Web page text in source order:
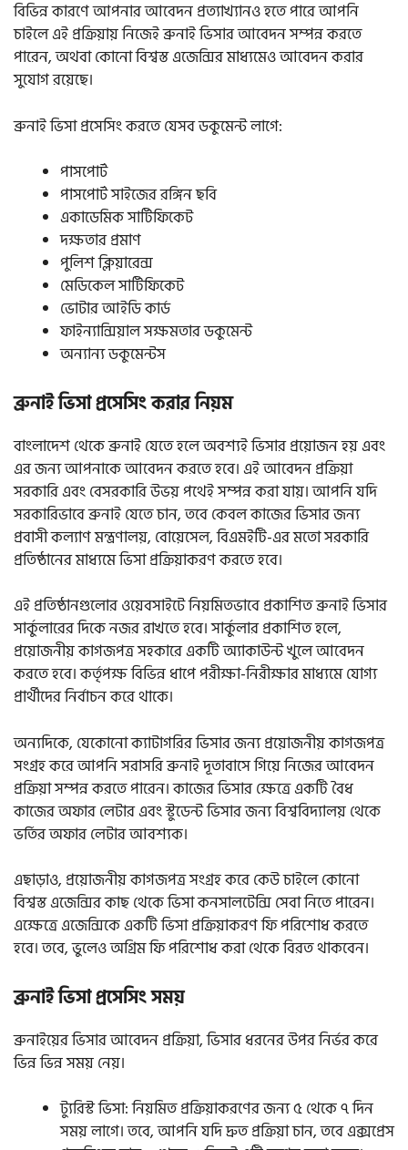
বিভিন্ন কারণে আপনার আবেদন প্রত্যাখ্যানও হতে পারেআপনি
চাইলে এই প্রক্রিয়ায় নিজেই ব্রুনাই ভিসার আবেদন সম্পন্ন করতে
পারেন, অথবা কোনো বিশ্বস্ত এজেন্সির মাধ্যমেও আবেদন করার
সুযোগ রয়েছে।
ব্রুনাই ভিসা প্রসেসিং করতে যেসব ডকুমেন্ট লাগে:
পাসপোর্ট
পাসপোর্ট সাইজের রঙ্গিন ছবি
একাডেমিক সার্টিফিকেট
দক্ষতার প্রমাণ
পুলিশ ক্লিয়ারেন্স
মেডিকেল সার্টিফিকেট
ভোটার আইডি কার্ড
ফাইন্যান্সিয়াল সক্ষমতার ডকুমেন্ট
অন্যান্য ডকুমেন্টস
ব্রুনাই ভিসা প্রসেসিং করার নিয়ম
বাংলাদেশ থেকে ব্রুনাই যেতে হলে অবশ্যই ভিসার প্রয়োজন হয় এবং
এর জন্য আপনাকে আবেদন করতে হবে। এই আবেদন প্রক্রিয়া
সরকারি এবং বেসরকারি উভয় পথেই সম্পন্ন করা যায়।আপনি যদি
সরকারিভাবে ব্রুনাই যেতে চান, তবে কেবল কাজের ভিসার জন্য
প্রবাসী কল্যাণ মন্ত্রণালয়, বোয়েসেল, বিএমইটি-এর মতো সরকারি
প্রতিষ্ঠানের মাধ্যমে ভিসা প্রক্রিয়াকরণ করতে হবে।
এই প্রতিষ্ঠানগুলোর ওয়েবসাইটে নিয়মিতভাবে প্রকাশিত ব্রুনাই ভিসার
সার্কুলারের দিকে নজর রাখতে হবে। সার্কুলার প্রকাশিত হলে,
প্রয়োজনীয় কাগজপত্র সহকারে একটি অ্যাকাউন্ট খুলে আবেদন
করতে হবে। কর্তৃপক্ষ বিভিন্ন ধাপে পরীক্ষা-নিরীক্ষার মাধ্যমে যোগ্য
প্রার্থীদের নির্বাচন করে থাকে।
অন্যদিকে, যেকোনো ক্যাটাগরির ভিসার জন্য প্রয়োজনীয় কাগজপত্র
সংগ্রহ করে আপনি সরাসরি ব্রুনাই দূতাবাসে গিয়ে নিজের আবেদন
প্রক্রিয়া সম্পন্ন করতে পারেন। কাজের ভিসার ক্ষেত্রে একটি বৈধ
কাজের অফার লেটার এবং স্টুডেন্ট ভিসার জন্য বিশ্ববিদ্যালয় থেকে
ভর্তির অফার লেটার আবশ্যক।
এছাড়াও, প্রয়োজনীয় কাগজপত্র সংগ্রহ করে কেউ চাইলে কোনো
বিশ্বস্ত এজেন্সির কাছ থেকে ভিসা কনসালটেন্সি সেবা নিতে পারেন।
এক্ষেত্রে এজেন্সিকে একটি ভিসা প্রক্রিয়াকরণ ফি পরিশোধ করতে
হবে। তবে, ভুলেও অগ্রিম ফি পরিশোধ করা থেকে বিরত থাকবেন।
ব্রুনাই ভিসা প্রসেসিং সময়
ব্রুনাইয়ের ভিসার আবেদন প্রক্রিয়া, ভিসার ধরনের উপর নির্ভর করে
ভিন্ন ভিন্ন সময় নেয়।
ট্যুরিস্ট ভিসা: নিয়মিত প্রক্রিয়াকরণের জন্য ৫ থেকে ৭ দিন
সময় লাগে। তবে, আপনি যদি দ্রুত প্রক্রিয়া চান, তবে এক্সপ্রেস